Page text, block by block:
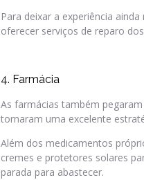
Para deixar a experiência
oferecer serviços de reparo
4. Farmácia
As farmácias também
tornaram uma excelente
Além dos medicamentos
cremes e protetores solares
parada para abastecer.